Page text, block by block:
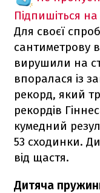
Підпишіться
Для своєї
сантиметрову
вирушили на
впоралася із
рекорд, який
рекордів
кумедний
53 сходинки.
від щастя.
Дитяча